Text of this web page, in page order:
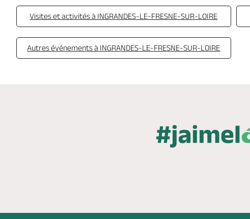
Visites et activités à INGRANDES-LE-FRESNE-SUR-LOIRE
Autres événements à INGRANDES-LE-FRESNE-SUR-LOIRE